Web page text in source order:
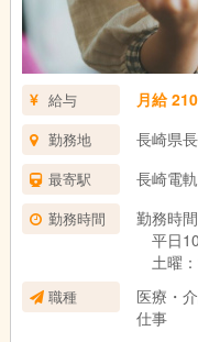
給与 月給
勤務地 長崎県
最寄駅 長崎電
勤務時間
勤務時間
平日
土曜
職種
医療・
仕事